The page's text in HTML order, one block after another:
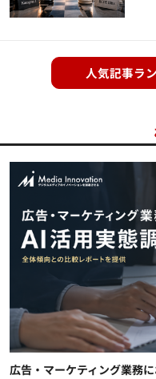
人気記事ラ
広告・マーケティング業務